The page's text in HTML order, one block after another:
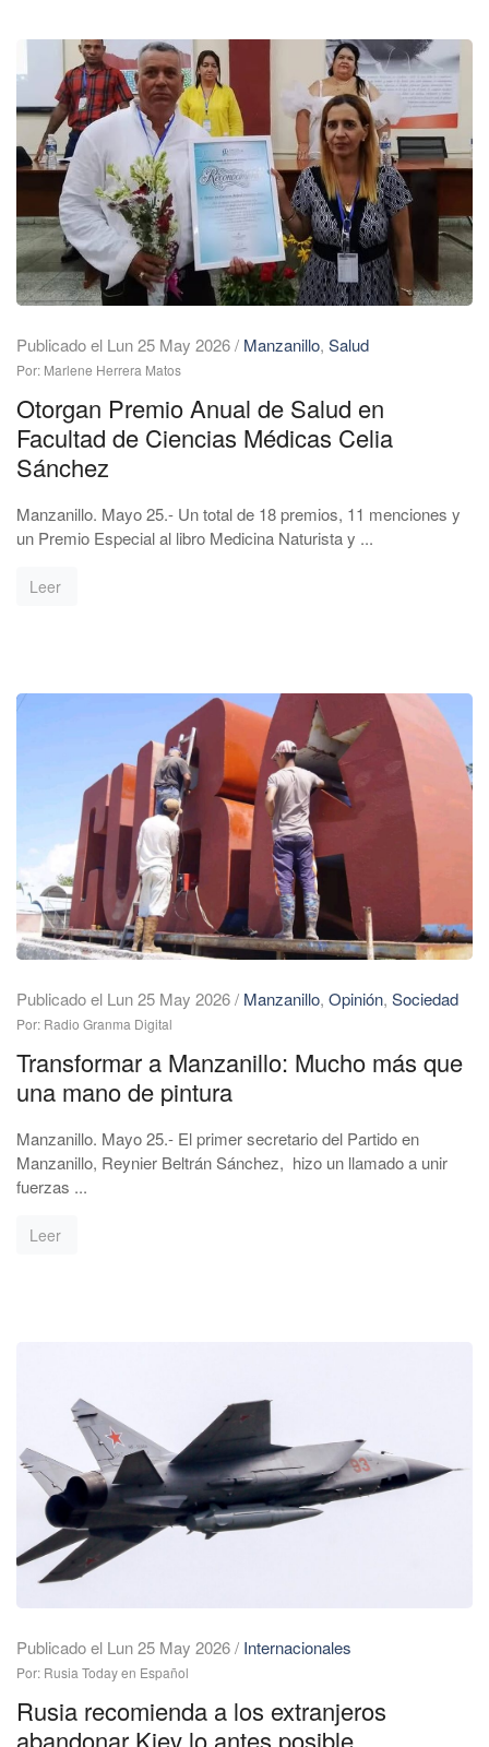
Publicado el Lun 25 May 2026/ Manzanillo, Salud
Por: Marlene Herrera Matos
Otorgan Premio Anual de Salud en
Facultad de Ciencias Médicas Celia
Sánchez
Manzanillo. Mayo 25.- Un total de 18 premios, 11 menciones y
un Premio Especial al libro Medicina Naturista y ...
Leer
Publicado el Lun 25 May 2026/ Manzanillo, Opinión, Sociedad
Por: Radio Granma Digital
Transformar a Manzanillo: Mucho más que
una mano de pintura
Manzanillo. Mayo 25.- El primer secretario del Partido en
Manzanillo, Reynier Beltrán Sánchez, hizo un llamado a unir
fuerzas ...
Leer
Publicado el Lun 25 May 2026/ Internacionales
Por: Rusia Today en Español
Rusia recomienda a los extranjeros